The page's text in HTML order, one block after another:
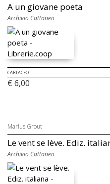
A un giovane poeta
Archivio Cattaneo
CARTACEO
€ 6,00
Marius Grout
Le vent se lève. Ediz.
Archivio Cattaneo